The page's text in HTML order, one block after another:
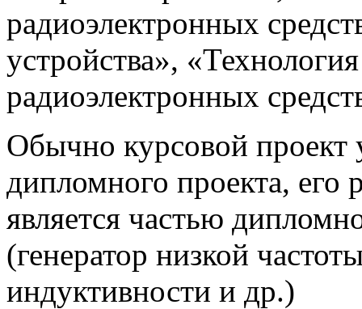
радиоэлектронных
устройства»,
радиоэлектронных
Обычно курсовой проект
дипломного проекта, его
является частью
(генератор низкой
индуктивности и др.)